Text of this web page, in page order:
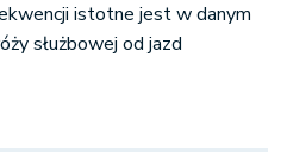
istotne jest w danym
służbowej od jazd